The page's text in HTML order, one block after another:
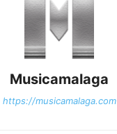
Musicamalaga
https://musicamalaga.com